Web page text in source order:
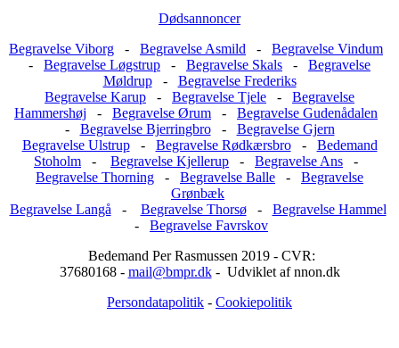
Dødsannoncer
Begravelse Viborg - Begravelse Asmild - Begravelse Vindum
- Begravelse Løgstrup - Begravelse Skals - Begravelse
Møldrup- Begravelse Frederiks
Begravelse Karup - Begravelse Tjele - Begravelse
Hammershøj - Begravelse Ørum - Begravelse Gudenådalen
- Begravelse Bjerringbro- Begravelse Gjern
Begravelse Ulstrup- Begravelse Rødkærsbro- Bedemand
Stoholm - Begravelse Kjellerup - Begravelse Ans -
Begravelse Thorning - Begravelse Balle - Begravelse
Grønbæk
Begravelse Langå - Begravelse Thorsø- Begravelse Hammel
- Begravelse Favrskov
Bedemand Per Rasmussen 2019 - CVR:
37680168 - mail@bmpr.dk- Udviklet af nnon.dk
Persondatapolitik - Cookiepolitik